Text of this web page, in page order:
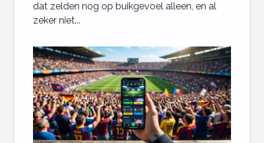
dat zelden nog op buikgevoel alleen, en al
zeker niet...